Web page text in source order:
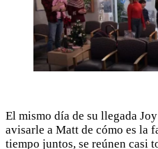
El mismo día de su llegada
avisarle a Matt de cómo es la
tiempo juntos, se reúnen casi